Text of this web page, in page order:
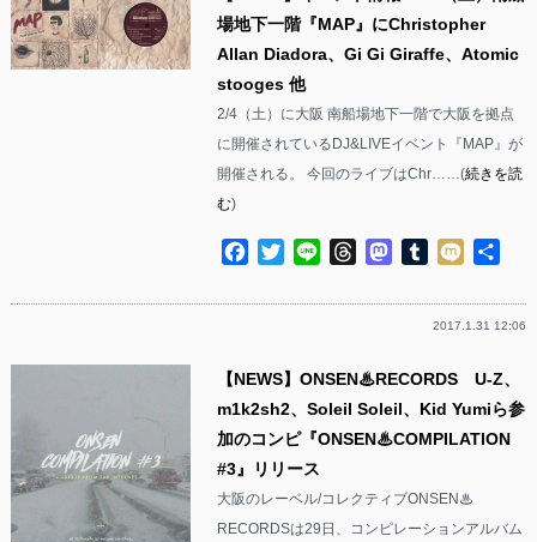
場地下一階『MAP』にChristopher
Allan Diadora、Gi Gi Giraffe、Atomic
stooges 他
2/4（土）に大阪 南船場地下一階で大阪を拠点
に開催されているDJ&LIVEイベント『MAP』が
開催される。 今回のライブはChr……(続きを読
む)
Facebook
TwitterLine ThreadsMastodon
Tumblr
Mixi
2017.1.31 12:06
【NEWS】ONSEN♨︎RECORDS U-Z、
m1k2sh2、Soleil Soleil、Kid Yumiら参
加のコンピ『ONSEN♨︎COMPILATION
#3』リリース
大阪のレーベル/コレクティブONSEN♨︎
RECORDSは29日、コンピレーションアルバム